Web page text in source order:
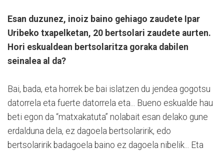
Esan duzunez, inoiz baino gehiago zaudete Ipar
Uribeko txapelketan, 20 bertsolari zaudete aurten.
Hori eskualdean bertsolaritza goraka dabilen
seinalea al da?
Bai, bada, eta horrek be bai islatzen du jendea gogotsu
datorrela eta fuerte datorrela eta... Bueno eskualde hau
beti egon da “matxakatuta” nolabait esan delako gune
erdalduna dela, ez dagoela bertsolaririk, edo
bertsolaririk badagoela baino ez dagoela nibelik... Eta